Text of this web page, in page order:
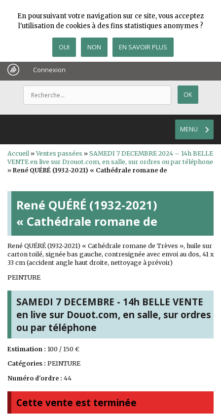
Connexion
MENU
Accueil»Ventes passées » SAMEDI 7 DECEMBRE 2024 – 14h BELLE
VENTE en live sur Drouot.com, en salle, sur ordres ou par téléphone
» René QUÉRÉ (1932-2021) « Cathédrale romane de
René QUÉRÉ (1932-2021)
« Cathédrale romane de
René QUÉRÉ (1932-2021) « Cathédrale romane de Trèves », huile sur
carton toilé, signée bas gauche, contresignée avec envoi au dos, 41 x
33 cm (accident angle haut droite, nettoyage à prévoir)
PEINTURE
SAMEDI 7 DECEMBRE - 14h BELLE VENTE
en live sur Douot.com, en salle, sur ordres
ou par téléphone
Estimation : 100 / 150 €
Catégories : PEINTURE
Numéro d'ordre : 44
Cette vente est terminée
En poursuivant votre navigation sur ce site, vous acceptez
l'utilisation de cookies à des fins statistiques anonymes ?
OUI NON EN SAVOIR PLUS